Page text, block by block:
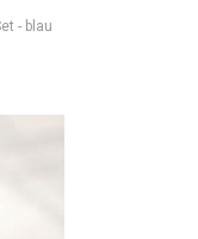
- blau